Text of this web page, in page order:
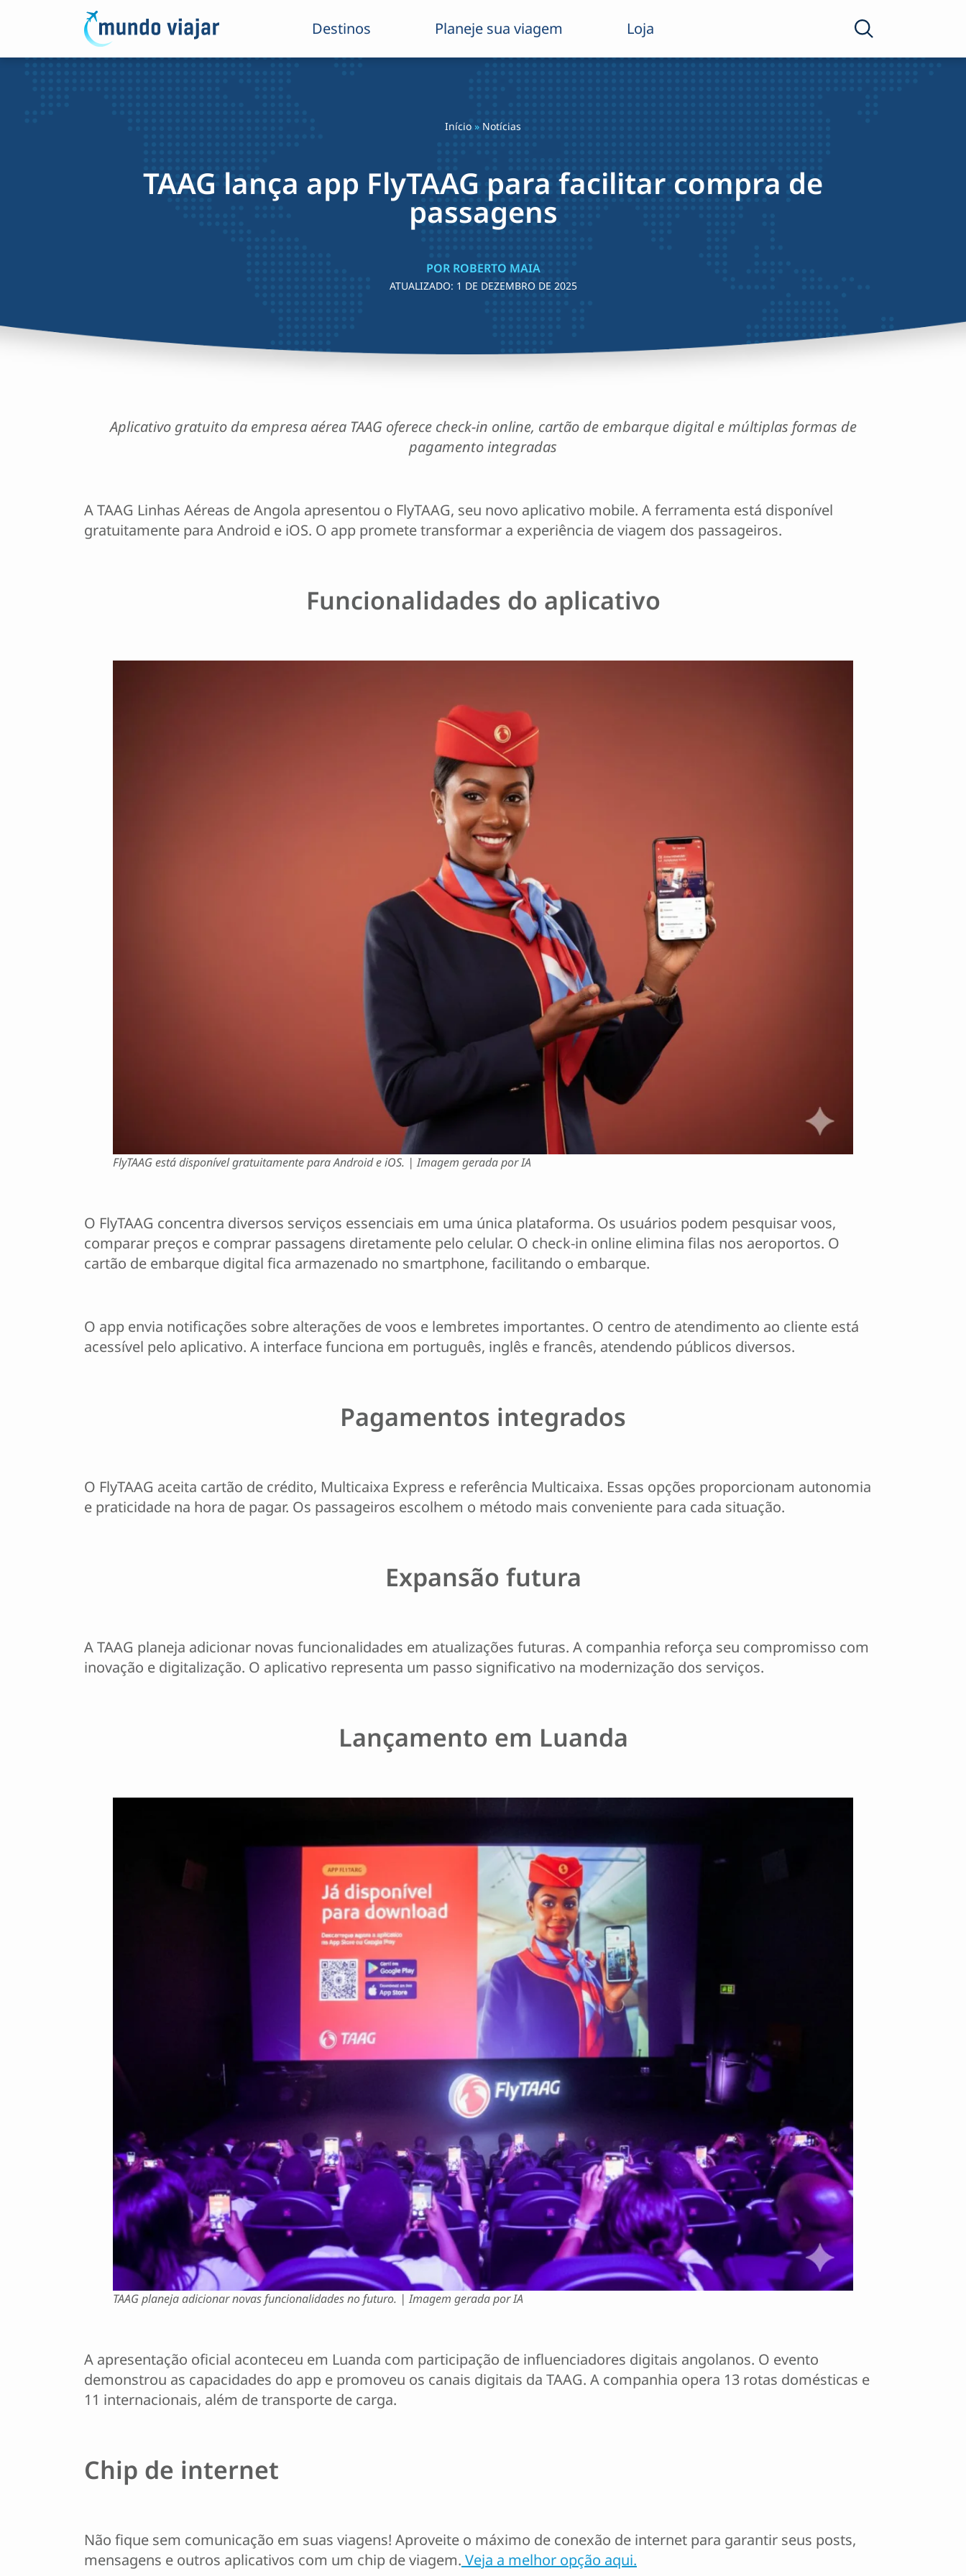
Destinos Planeje sua viagem Loja
Início » Notícias
TAAG lança app FlyTAAG para facilitar compra de
passagens
POR ROBERTO MAIA
ATUALIZADO: 1 DE DEZEMBRO DE 2025
Aplicativo gratuito da empresa aérea TAAG oferece check-in online, cartão de embarque digital e múltiplas formas de
pagamento integradas
A TAAG Linhas Aéreas de Angola apresentou o FlyTAAG, seu novo aplicativo mobile. A ferramenta está disponível
gratuitamente para Android e iOS. O app promete transformar a experiência de viagem dos passageiros.
Funcionalidades do aplicativo
FlyTAAG está disponível gratuitamente para Android e iOS. | Imagem gerada por IA
O FlyTAAG concentra diversos serviços essenciais em uma única plataforma. Os usuários podem pesquisar voos,
comparar preços e comprar passagens diretamente pelo celular. O check-in online elimina filas nos aeroportos. O
cartão de embarque digital fica armazenado no smartphone, facilitando o embarque.
O app envia notificações sobre alterações de voos e lembretes importantes. O centro de atendimento ao cliente está
acessível pelo aplicativo. A interface funciona em português, inglês e francês, atendendo públicos diversos.
Pagamentos integrados
O FlyTAAG aceita cartão de crédito, Multicaixa Express e referência Multicaixa. Essas opções proporcionam autonomia
e praticidade na hora de pagar. Os passageiros escolhem o método mais conveniente para cada situação.
Expansão futura
A TAAG planeja adicionar novas funcionalidades em atualizações futuras. A companhia reforça seu compromisso com
inovação e digitalização. O aplicativo representa um passo significativo na modernização dos serviços.
Lançamento em Luanda
TAAG planeja adicionar novas funcionalidades no futuro. | Imagem gerada por IA
A apresentação oficial aconteceu em Luanda com participação de influenciadores digitais angolanos. O evento
demonstrou as capacidades do app e promoveu os canais digitais da TAAG. A companhia opera 13 rotas domésticas e
11 internacionais, além de transporte de carga.
Chip de internet
Não fique sem comunicação em suas viagens! Aproveite o máximo de conexão de internet para garantir seus posts,
mensagens e outros aplicativos com um chip de viagem. Veja a melhor opção aqui.